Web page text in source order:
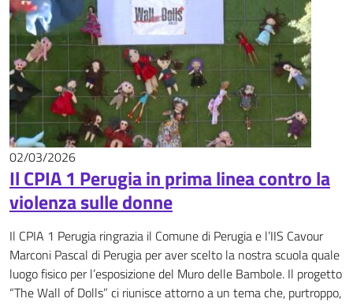
02/03/2026
Il CPIA 1 Perugia in prima linea contro la
violenza sulle donne
Il CPIA 1 Perugia ringrazia il Comune di Perugia e l’IIS Cavour
Marconi Pascal di Perugia per aver scelto la nostra scuola quale
luogo fisico per l’esposizione del Muro delle Bambole. Il progetto
“The Wall of Dolls” ci riunisce attorno a un tema che, purtroppo,